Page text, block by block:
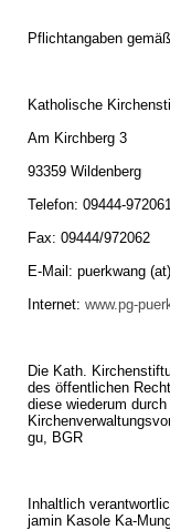
Pflicht­an­ga­ben
Ka­tho­li­sche
Am Kirch­berg 3
93359 Wil­den­berg
Te­le­fon: 09444-972061
Fax: 09444/972062
E-Mail: pu­erk­wang
In­ter­net: www.​pg-
Die Kath.
des öf­fent­li­chen
diese wie­der­um
gu, BGR
In­halt­lich
ja­min Ka­so­le Ka-